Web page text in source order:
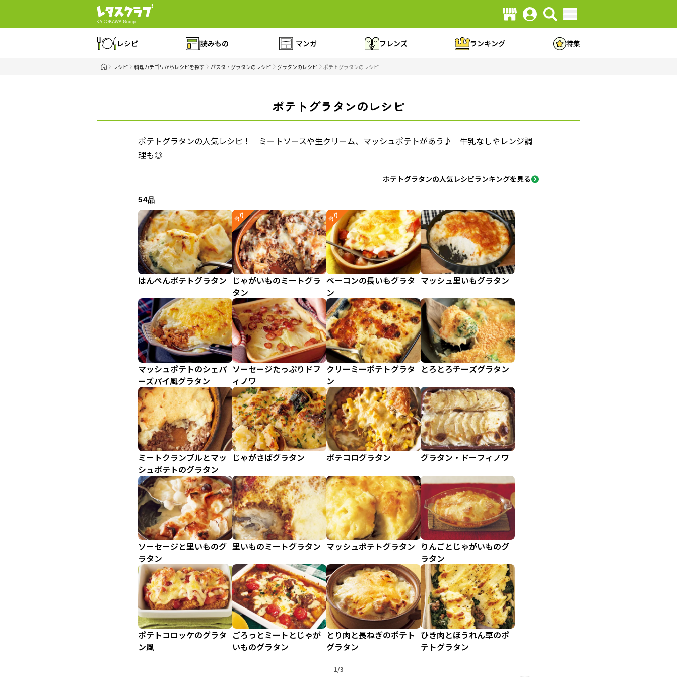
レシピ 読みもの マンガ フレンズ ランキング 特集
レシピ 料理カテゴリからレシピを探す パスタ・グラタンのレシピ グラタンのレシピ ポテトグラタンのレシピ
ポテトグラタンのレシピ
ポテトグラタンの人気レシピ！ ミートソースや生クリーム、マッシュポテトがあう♪ 牛乳なしやレンジ調
理も◎
ポテトグラタンの人気レシピランキングを見る
54品
はんぺんポテトグラタン
ラク
じゃがいものミートグラ
タン
ラク
ベーコンの長いもグラタ
ン
マッシュ里いもグラタン
マッシュポテトのシェパ
ーズパイ風グラタン
ソーセージたっぷりドフ
ィノワ
クリーミーポテトグラタ
ン
とろとろチーズグラタン
ミートクランブルとマッ
シュポテトのグラタン
じゃがさばグラタン ポテコログラタン グラタン・ドーフィノワ
ソーセージと里いものグ
ラタン
里いものミートグラタン マッシュポテトグラタン
りんごとじゃがいものグ
ラタン
ポテトコロッケのグラタ
ン風
ごろっとミートとじゃが
いものグラタン
とり肉と長ねぎのポテト
グラタン
ひき肉とほうれん草のポ
テトグラタン
1/3